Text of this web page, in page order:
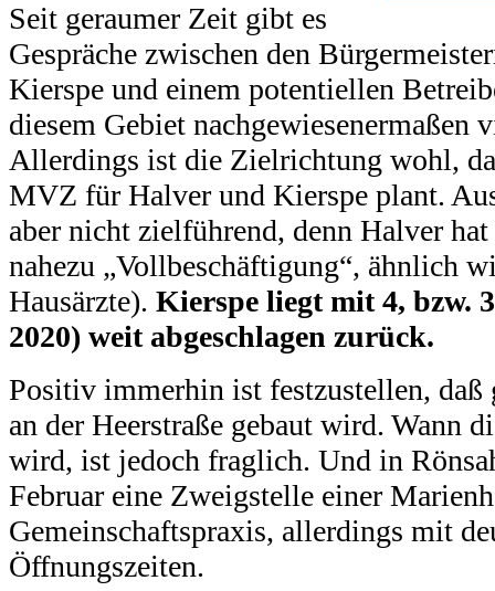
Seit geraumer Zeit gibt es
Gespräche zwischen den
Kierspe und einem potentiellen
diesem Gebiet nachgewiesenermaßen
Allerdings ist die Zielrichtung wohl,
MVZ für Halver und Kierspe plant.
aber nicht zielführend, denn Halver
nahezu „Vollbeschäftigung“, ähnlich
Hausärzte). Kierspe liegt mit 4, bzw.
2020) weit abgeschlagen zurück.
Positiv immerhin ist festzustellen, daß
an der Heerstraße gebaut wird. Wann
wird, ist jedoch fraglich. Und in
Februar eine Zweigstelle einer
Gemeinschaftspraxis, allerdings mit
Öffnungszeiten.